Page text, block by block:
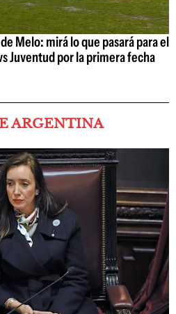
Melo: mirá lo que pasará para el
Juventud por la primera fecha
ARGENTINA